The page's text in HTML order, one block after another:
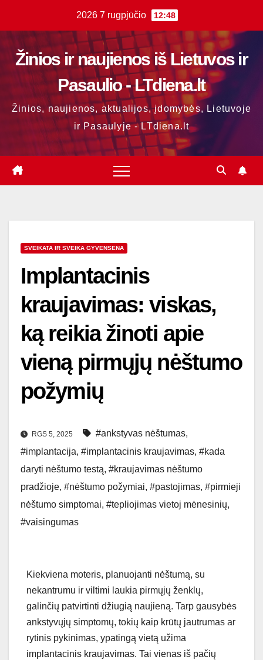
content
2026 7 rugpjūčio 12:48
Žinios ir naujienos iš Lietuvos ir
Pasaulio - LTdiena.lt
Žinios, naujienos, aktualijos, įdomybės, Lietuvoje
ir Pasaulyje - LTdiena.lt
SVEIKATA IR SVEIKA GYVENSENA
Implantacinis
kraujavimas: viskas,
ką reikia žinoti apie
vieną pirmųjų nėštumo
požymių
RGS 5, 2025 #ankstyvas nėštumas,
#implantacija, #implantacinis kraujavimas, #kada
daryti nėštumo testą, #kraujavimas nėštumo
pradžioje, #nėštumo požymiai, #pastojimas, #pirmieji
nėštumo simptomai, #tepliojimas vietoj mėnesinių,
#vaisingumas
Kiekviena moteris, planuojanti nėštumą, su
nekantrumu ir viltimi laukia pirmųjų ženklų,
galinčių patvirtinti džiugią naujieną. Tarp gausybės
ankstyvųjų simptomų, tokių kaip krūtų jautrumas ar
rytinis pykinimas, ypatingą vietą užima
implantacinis kraujavimas. Tai vienas iš pačių